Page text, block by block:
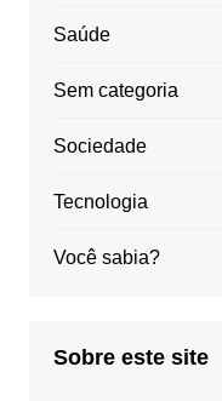
Saúde
Sem categoria
Sociedade
Tecnologia
Você sabia?
Sobre este site